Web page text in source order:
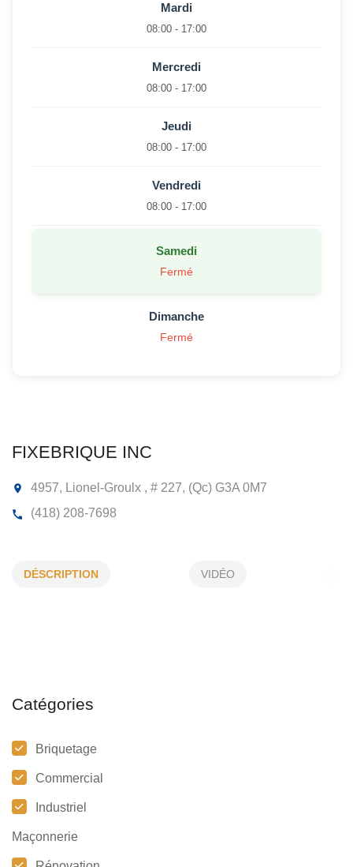
FIXEBRIQUE INC
DÉSCRIPTION VIDÉO
Catégories
Briquetage
Commercial
Industriel
Maçonnerie
Mardi
08:00 - 17:00
Mercredi
08:00 - 17:00
Jeudi
08:00 - 17:00
Vendredi
08:00 - 17:00
Samedi
Fermé
Dimanche
Fermé